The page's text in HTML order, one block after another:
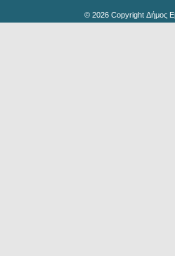
© 2026 Copyright Δήμος